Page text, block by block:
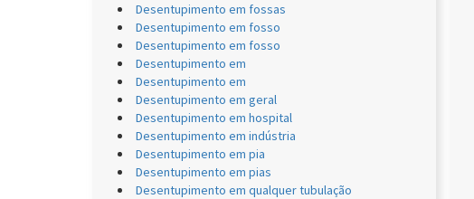
Desentupimento em fossas
Desentupimento em fosso
Desentupimento em fosso
Desentupimento em
Desentupimento em
Desentupimento em geral
Desentupimento em hospital
Desentupimento em indústria
Desentupimento em pia
Desentupimento em pias
Desentupimento em qualquer tubulação